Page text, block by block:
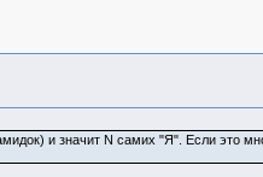
и значит N самих "Я". Если это